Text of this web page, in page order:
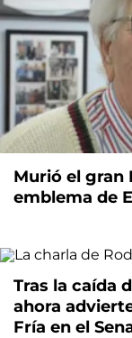
Murió el gran
emblema de
Tras la caída
ahora
Fría en el